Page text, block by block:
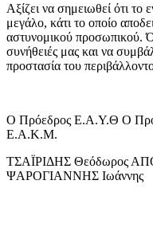
Αξίζει να σημειωθεί ότι
μεγάλο, κάτι το οποίο
αστυνομικού προσωπικού.
συνήθειές μας και να
προστασία του
Ο Πρόεδρος Ε.Α.Υ.Θ Ο
Ε.Α.Κ.Μ.
ΤΣΑΪΡΙΔΗΣ Θεόδωρος
ΨΑΡΟΓΙΑΝΝΗΣ Ιωάννης